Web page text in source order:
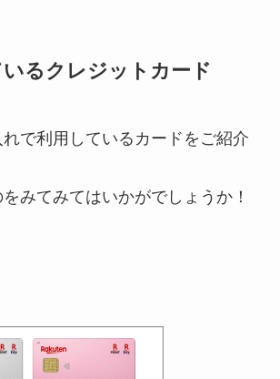
るクレジットカード
で利用しているカードをご紹介
みてみてはいかがでしょうか！